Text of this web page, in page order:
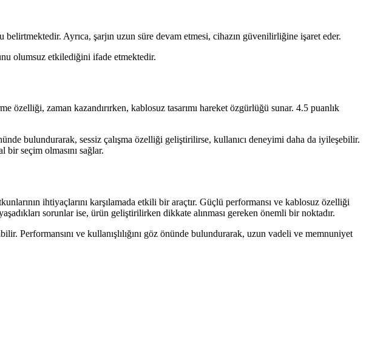
Ayrıca, şarjın uzun süre devam etmesi, cihazın güvenilirliğine işaret eder.
olumsuz etkilediğini ifade etmektedir.
zaman kazandırırken, kablosuz tasarımı hareket özgürlüğü sunar. 4.5 puanlık
bulundurarak, sessiz çalışma özelliği geliştirilirse, kullanıcı deneyimi daha da iyileşebilir.
bir seçim olmasını sağlar.
ihtiyaçlarını karşılamada etkili bir araçtır. Güçlü performansı ve kablosuz özelliği
sorunlar ise, ürün geliştirilirken dikkate alınması gereken önemli bir noktadır.
Performansını ve kullanışlılığını göz önünde bulundurarak, uzun vadeli ve memnuniyet